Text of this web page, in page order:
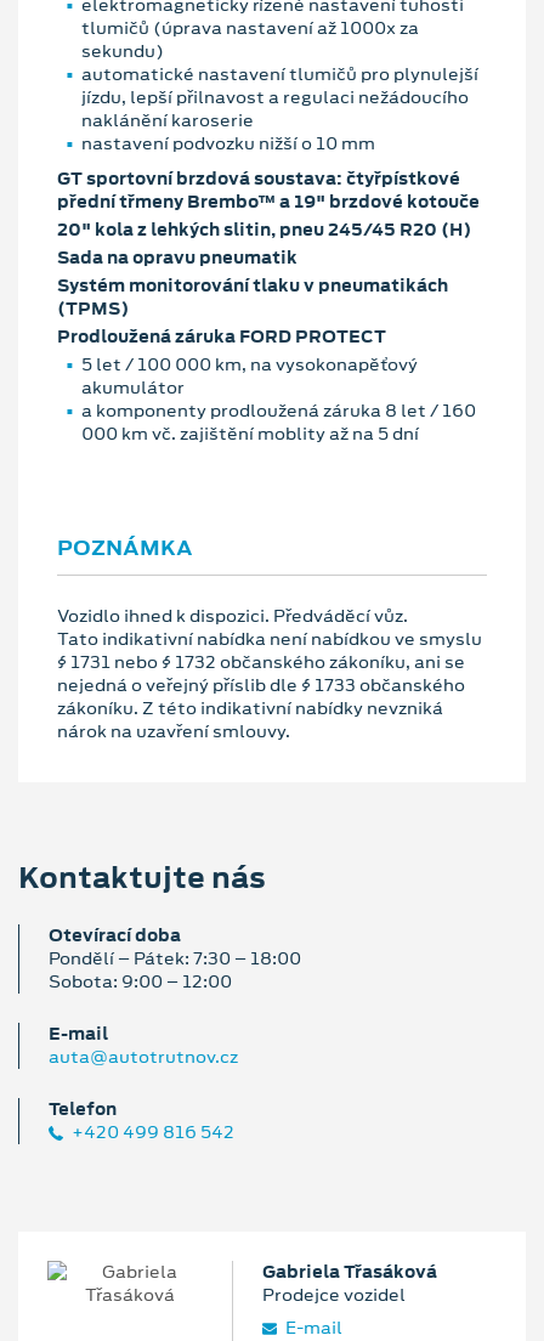
tlumičů (úprava nastavení až 1000x za
sekundu)
automatické nastavení tlumičů pro plynulejší
jízdu, lepší přilnavost a regulaci nežádoucího
naklánění karoserie
nastavení podvozku nižší o 10 mm
GT sportovní brzdová soustava: čtyřpístkové
přední třmeny Brembo™ a 19" brzdové kotouče
20" kola z lehkých slitin, pneu 245/45 R20 (H)
Sada na opravu pneumatik
Systém monitorování tlaku v pneumatikách
(TPMS)
Prodloužená záruka FORD PROTECT
5 let / 100 000 km, na vysokonapěťový
akumulátor
a komponenty prodloužená záruka 8 let / 160
000 km vč. zajištění moblity až na 5 dní
POZNÁMKA
Vozidlo ihned k dispozici. Předváděcí vůz.
Tato indikativní nabídka není nabídkou ve smyslu
§ 1731 nebo § 1732 občanského zákoníku, ani se
nejedná o veřejný příslib dle § 1733 občanského
zákoníku. Z této indikativní nabídky nevzniká
nárok na uzavření smlouvy.
Kontaktujte nás
Otevírací doba
Pondělí – Pátek: 7:30 – 18:00
Sobota: 9:00 – 12:00
E‑mail
auta@autotrutnov.cz
Telefon
+420 499 816 542
Gabriela Třasáková
Prodejce vozidel
E‑mail